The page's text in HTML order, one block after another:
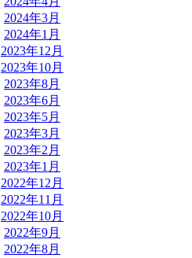
2024年3月
2024年1月
2023年12月
2023年10月
2023年8月
2023年6月
2023年5月
2023年3月
2023年2月
2023年1月
2022年12月
2022年11月
2022年10月
2022年9月
2022年8月